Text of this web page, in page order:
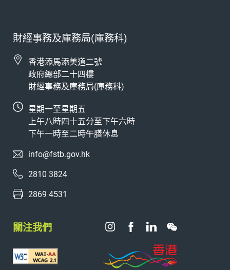
財經事務及庫務局(庫務科)
香港添馬添美道二號
政府總部二十四樓
財經事務及庫務局(庫務科)
星期一至星期五
上午八時四十五分至下午六時
下午一時至二時午膳休息
info@fstb.gov.hk
2810 3824
2869 4531
關注我們